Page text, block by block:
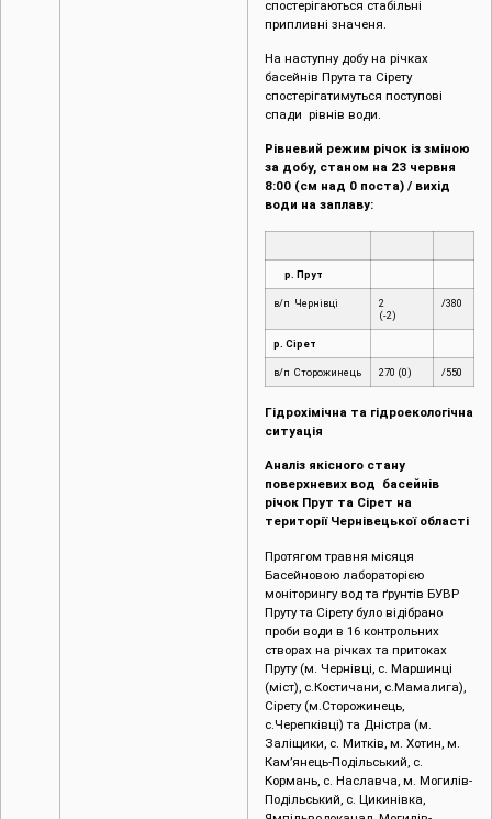
спостерігаються стабільні
припливні значеня.
На наступну добу на річках
басейнів Прута та Сірету
спостерігатимуться поступові
спади рівнів води.
Рівневий режим річок із зміною
за добу, станом на 23 червня
8:00 (см над 0 поста) / вихід
води на заплаву:
р. Прут
в/п Чернівці
2
(-2)
/380
р. Сірет
в/п Сторожинець 270 (0) /550
Гідрохімічна та гідроекологічна
ситуація
Аналіз якісного стану
поверхневих вод басейнів
річок Прут та Сірет на
території Чернівецької області
Протягом травня місяця
Басейновою лабораторією
моніторингу вод та ґрунтів БУВР
Пруту та Сірету було відібрано
проби води в 16 контрольних
створах на річках та притоках
Пруту (м. Чернівці, с. Маршинці
(міст), с.Костичани, с.Мамалига),
Сірету (м.Сторожинець,
с.Черепківці) та Дністра (м.
Заліщики, с. Митків, м. Хотин, м.
Кам’янець-Подільський, с.
Кормань, с. Наславча, м. Могилів-
Подільський, с. Цикинівка,